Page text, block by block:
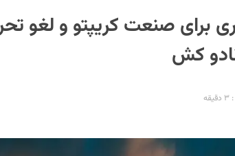
برای صنعت کریپتو و لغو
کش